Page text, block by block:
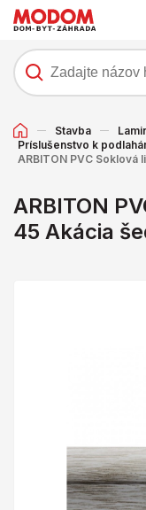
Stavba
Príslušenstvo k
ARBITON PVC Soklová
ARBITON
45 Akácia